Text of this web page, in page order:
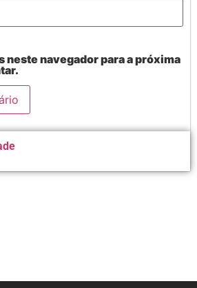
neste navegador para a próxima